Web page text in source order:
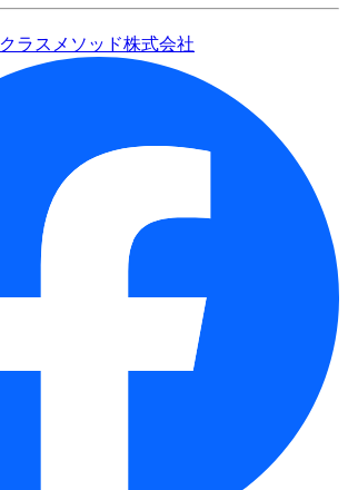
クラスメソッド株式会社